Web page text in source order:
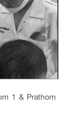
1 & Prathom